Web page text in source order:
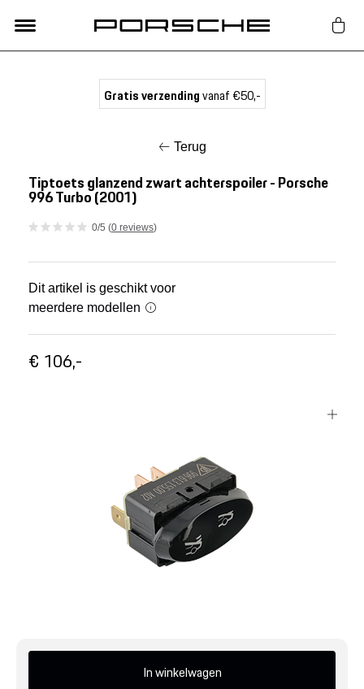
Nieuw
Mijn account
Porsche informatie
Gratis verzendingvanaf €50,-
Terug
Tiptoets glanzend zwart achterspoiler - Porsche
996 Turbo (2001)
0/5 (0 reviews)
Dit artikel is geschikt voor
meerdere modellen
€ 106,-
In winkelwagen